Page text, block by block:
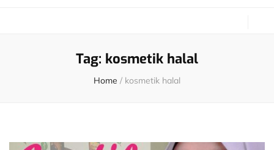
Tag: kosmetik halal
Home / kosmetik halal